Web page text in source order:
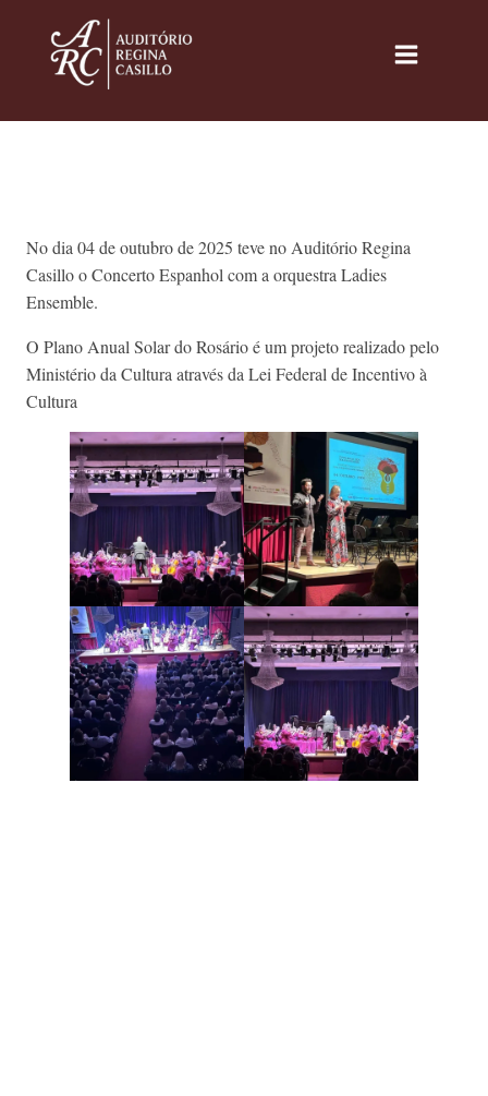
No dia 04 de outubro de 2025 teve no Auditório Regina
Casillo o Concerto Espanhol com a orquestra Ladies
Ensemble.
O Plano Anual Solar do Rosário é um projeto realizado pelo
Ministério da Cultura através da Lei Federal de Incentivo à
Cultura